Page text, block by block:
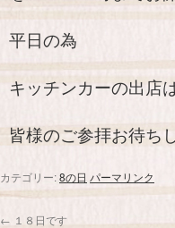
平日の為
キッチンカーの出店
皆様のご参拝お待ち
カテゴリー:8の日 パーマリンク
← １８日です